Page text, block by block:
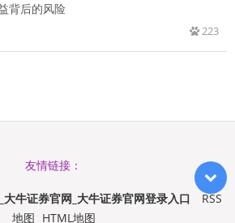
背后的风险
223
友情链接：
大牛证券官网_大牛证券官网登录入口
RSS
地图 HTML地图